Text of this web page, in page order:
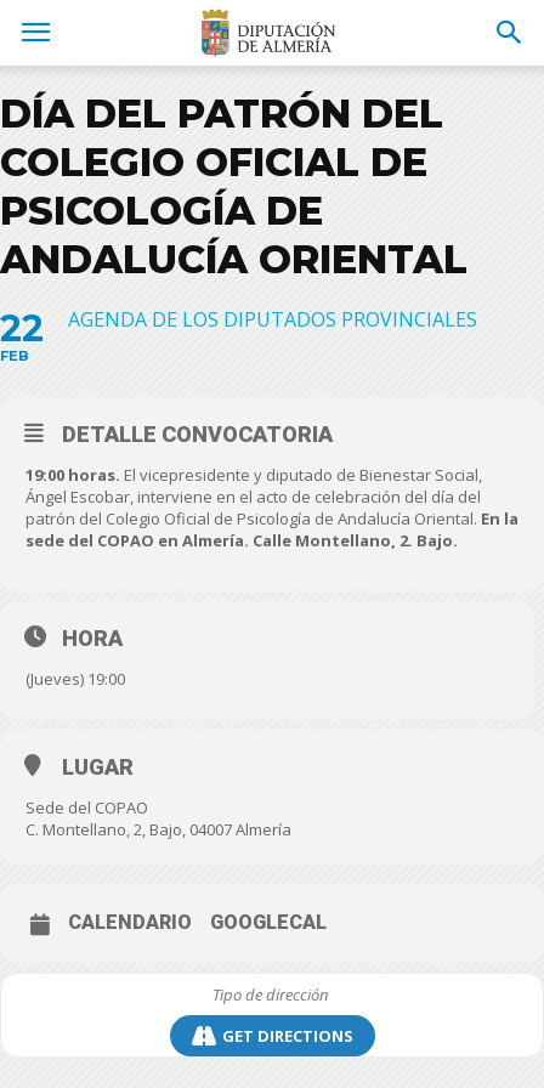
DÍA DEL PATRÓN DEL
COLEGIO OFICIAL DE
PSICOLOGÍA DE
ANDALUCÍA ORIENTAL
22
FEB
AGENDA DE LOS DIPUTADOS PROVINCIALES
DETALLE CONVOCATORIA
19:00 horas. El vicepresidente y diputado de Bienestar Social,
Ángel Escobar, interviene en el acto de celebración del día del
patrón del Colegio Oficial de Psicología de Andalucía Oriental. En la
sede del COPAO en Almería. Calle Montellano, 2. Bajo.
HORA
(Jueves) 19:00
LUGAR
Sede del COPAO
C. Montellano, 2, Bajo, 04007 Almería
CALENDARIO GOOGLECAL
GET DIRECTIONS